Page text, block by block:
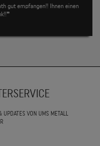
gut empfangen!! Ihnen einen
VON UMS METALL